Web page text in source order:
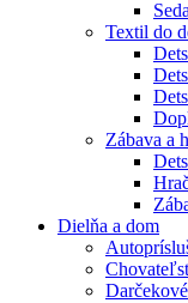
Textil do
Zábava a
Dielňa a dom